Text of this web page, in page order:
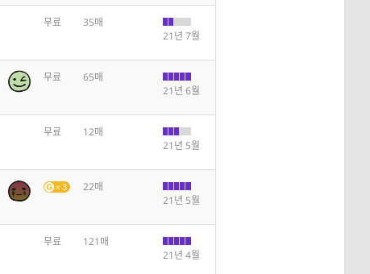
무료
35매
21년 7월
무료
65매
21년 6월
무료
12매
21년 5월
3
22매
21년 5월
무료
121매
21년 4월